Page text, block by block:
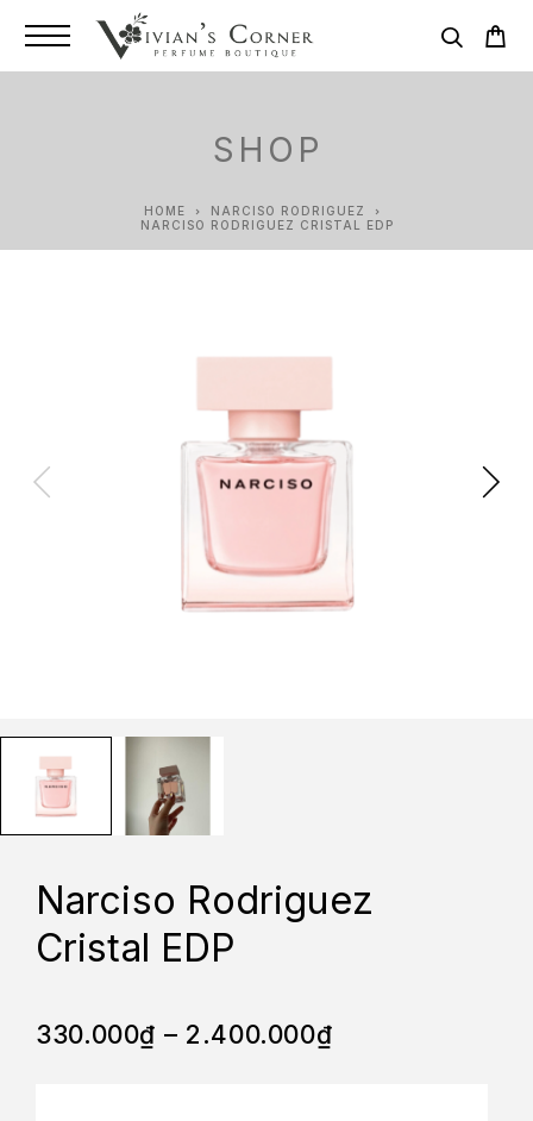
SHOP
HOME
NARCISO RODRIGUEZ
NARCISO RODRIGUEZ CRISTAL EDP
Narciso Rodriguez
Cristal EDP
330.000₫ – 2.400.000₫